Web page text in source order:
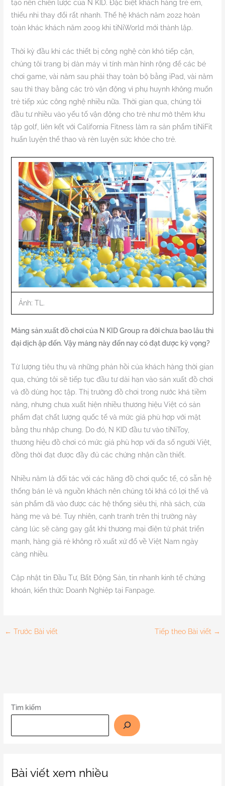
tạo nên chiến lược của N KID. Đặc biệt khách hàng trẻ em,
thiếu nhi thay đổi rất nhanh. Thế hệ khách năm 2022 hoàn
toàn khác khách năm 2009 khi tiNiWorld mới thành lập.
Thời kỳ đầu khi các thiết bị công nghệ còn khó tiếp cận,
chúng tôi trang bị dàn máy vi tính màn hình rộng để các bé
chơi game, vài năm sau phải thay toàn bộ bằng iPad, vài năm
sau thì thay bằng các trò vận động vì phụ huynh không muốn
trẻ tiếp xúc công nghệ nhiều nữa. Thời gian qua, chúng tôi
đầu tư nhiều vào yếu tố vận động cho trẻ như mở thêm khu
tập golf, liên kết với California Fitness làm ra sản phẩm tiNiFit
huấn luyện thể thao và rèn luyện sức khỏe cho trẻ.
Ảnh: TL.
Mảng sản xuất đồ chơi của N KID Group ra đời chưa bao lâu thì
đại dịch ập đến. Vậy mảng này đến nay có đạt được kỳ vọng?
Từ lượng tiêu thụ và những phản hồi của khách hàng thời gian
qua, chúng tôi sẽ tiếp tục đầu tư dài hạn vào sản xuất đồ chơi
và đồ dùng học tập. Thị trường đồ chơi trong nước khá tiềm
năng, nhưng chưa xuất hiện nhiều thương hiệu Việt có sản
phẩm đạt chất lượng quốc tế và mức giá phù hợp với mặt
bằng thu nhập chung. Do đó, N KID đầu tư vào tiNiToy,
thương hiệu đồ chơi có mức giá phù hợp với đa số người Việt,
đồng thời đạt được đầy đủ các chứng nhận cần thiết.
Nhiều năm là đối tác với các hãng đồ chơi quốc tế, có sẵn hệ
thống bán lẻ và nguồn khách nên chúng tôi khá có lợi thế và
sản phẩm đã vào được các hệ thống siêu thị, nhà sách, cửa
hàng mẹ và bé. Tuy nhiên, cạnh tranh trên thị trường này
càng lúc sẽ càng gay gắt khi thương mại điện tử phát triển
mạnh, hàng giá rẻ không rõ xuất xứ đổ về Việt Nam ngày
càng nhiều.
Cập nhật tin Đầu Tư, Bất Động Sản, tin nhanh kinh tế chứng
khoán, kiến thức Doanh Nghiệp tại Fanpage.
← Trước Bài viết Tiếp theo Bài viết →
Tìm kiếm
Bài viết xem nhiều